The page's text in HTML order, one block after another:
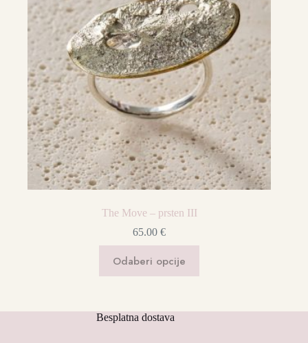
The Move – prsten III
65.00€
Odaberi opcije
proizvod
ima
Opcije
se
Besplatna dostava